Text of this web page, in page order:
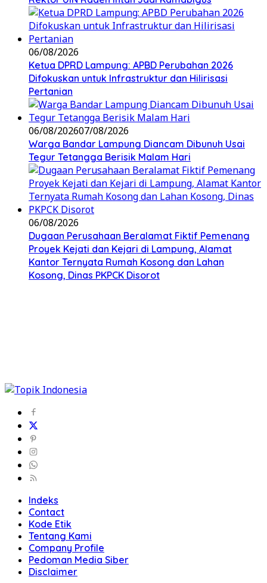
06/08/2026
Ketua DPRD Lampung: APBD Perubahan 2026
Difokuskan untuk Infrastruktur dan Hilirisasi
Pertanian
06/08/202607/08/2026
Warga Bandar Lampung Diancam Dibunuh Usai
Tegur Tetangga Berisik Malam Hari
06/08/2026
Dugaan Perusahaan Beralamat Fiktif Pemenang
Proyek Kejati dan Kejari di Lampung, Alamat
Kantor Ternyata Rumah Kosong dan Lahan
Kosong, Dinas PKPCK Disorot
Indeks
Contact
Kode Etik
Tentang Kami
Company Profile
Pedoman Media Siber
Disclaimer